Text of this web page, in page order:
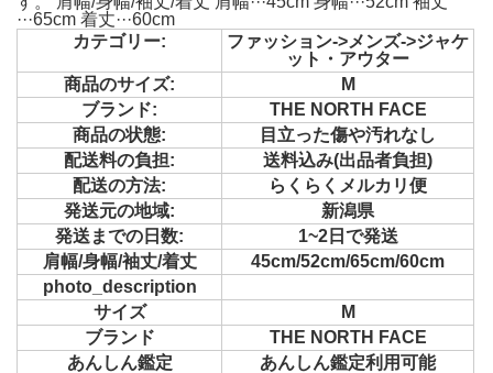
···65cm 着丈···60cm
カテゴリー:
ファッション->メンズ->ジャケ
ット・アウター
商品のサイズ:
M
ブランド:
THE NORTH FACE
商品の状態:
目立った傷や汚れなし
配送料の負担:
送料込み(出品者負担)
配送の方法:
らくらくメルカリ便
発送元の地域:
新潟県
発送までの日数:
1~2日で発送
肩幅/身幅/袖丈/着丈
45cm/52cm/65cm/60cm
photo_description
サイズ
M
ブランド
THE NORTH FACE
あんしん鑑定
あんしん鑑定利用可能